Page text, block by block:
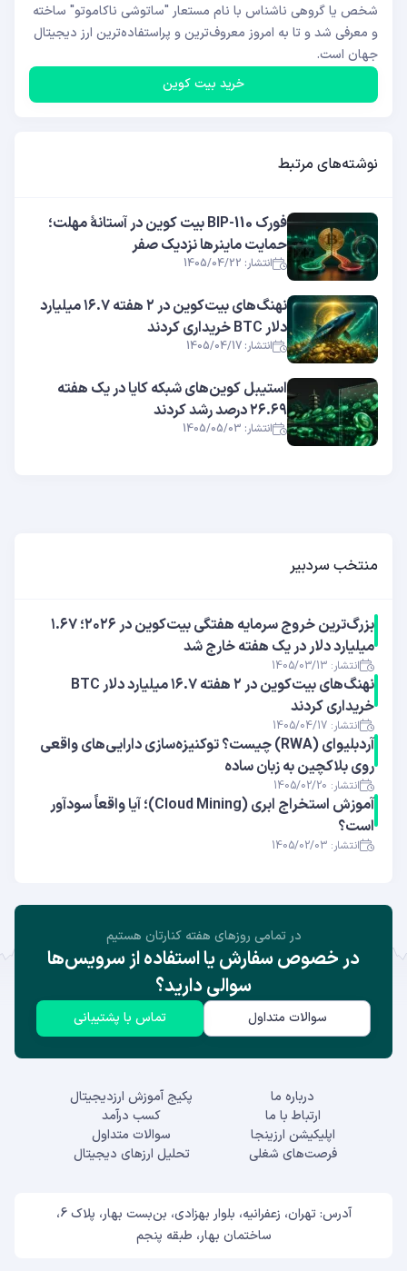
شخص یا گروهی ناشناس با نام مستعار "ساتوشی ناکاموتو" ساخته
و معرفی شد و تا به امروز معروف‌ترین و پراستفاده‌ترین ارز دیجیتال
جهان است.
خرید بیت کوین
نوشته‌های مرتبط
فورک BIP-110 بیت کوین در آستانهٔ مهلت؛
حمایت ماینرها نزدیک صفر
انتشار: 1405/04/22
نهنگ‌های بیت‌کوین در ۲ هفته ۱۶.۷ میلیارد
دلار BTC خریداری کردند
انتشار: 1405/04/17
استیبل کوین‌های شبکه کایا در یک هفته
۲۶.۶۹ درصد رشد کردند
انتشار: 1405/05/03
منتخب سردبیر
بزرگ‌ترین خروج سرمایه هفتگی بیت‌کوین در ۲۰۲۶؛ ۱.۶۷
میلیارد دلار در یک هفته خارج شد
انتشار: 1405/03/13
نهنگ‌های بیت‌کوین در ۲ هفته ۱۶.۷ میلیارد دلار BTC
خریداری کردند
انتشار: 1405/04/17
آر‌دبلیوای (RWA) چیست؟ توکنیزه‌سازی دارایی‌های واقعی
روی بلاکچین به زبان ساده
انتشار: 1405/02/20
آموزش استخراج ابری (Cloud Mining)؛ آیا واقعاً سودآور
است؟
انتشار: 1405/02/03
در تمامی روز‌های هفته کنارتان هستیم
در خصوص سفارش یا استفاده از سرویس‌ها
سوالی دارید؟
سوالات متداول تماس با پشتیبانی
درباره ما
ارتباط با ما
اپلیکیشن ارزینجا
فرصت‌های شغلی
پکیج آموزش ارزدیجیتال
کسب درآمد
سوالات متداول
تحلیل ارزهای دیجیتال
آدرس: تهران، زعفرانیه، بلوار بهزادی، بن‌بست بهار، پلاک 6،
ساختمان بهار، طبقه پنجم